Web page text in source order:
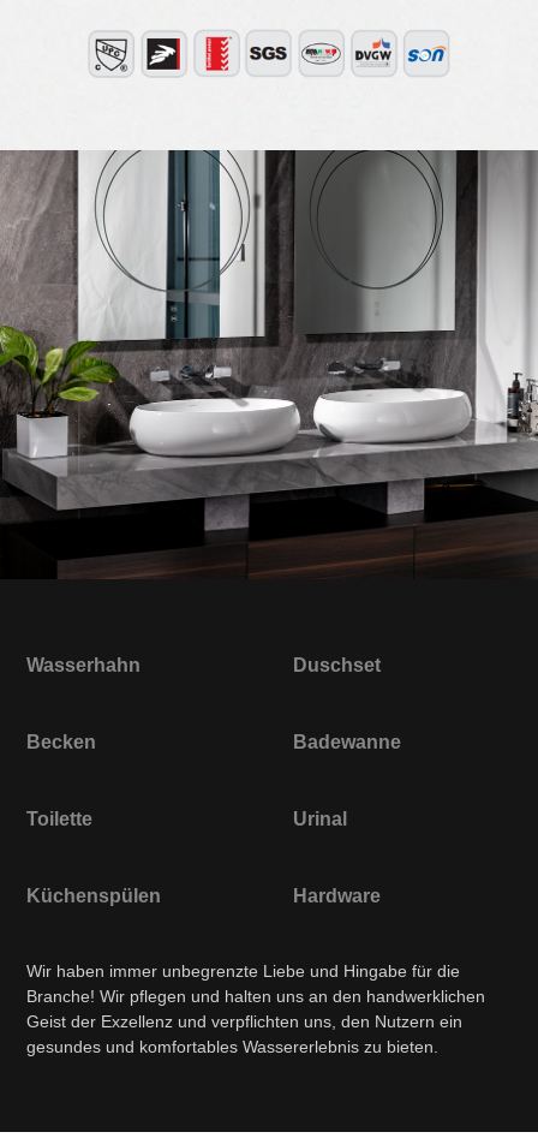
Wasserhahn Duschset
Becken Badewanne
Toilette Urinal
Küchenspülen Hardware
Wir haben immer unbegrenzte Liebe und Hingabe für die
Branche! Wir pflegen und halten uns an den handwerklichen
Geist der Exzellenz und verpflichten uns, den Nutzern ein
gesundes und komfortables Wassererlebnis zu bieten.